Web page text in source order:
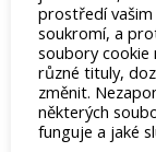
prostředí
soukromí, a
soubory cookie
různé tituly,
změnit.
některých
funguje a jaké